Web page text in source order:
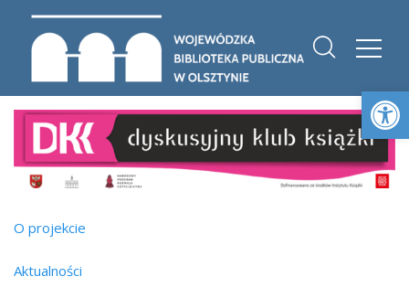
O projekcie
Aktualności